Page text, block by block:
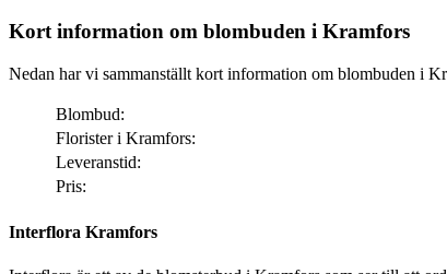
Kort information om blombuden i Kramfors
Nedan har vi sammanställt kort information om blombuden i
Blombud:
Florister i Kramfors:
Leveranstid:
Pris:
Interflora Kramfors